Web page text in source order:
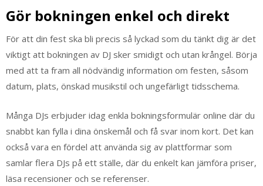
Gör bokningen enkel och direkt
För att din fest ska bli precis så lyckad som du tänkt dig är det
viktigt att bokningen av DJ sker smidigt och utan krångel. Börja
med att ta fram all nödvändig information om festen, såsom
datum, plats, önskad musikstil och ungefärligt tidsschema.
Många DJs erbjuder idag enkla bokningsformulär online där du
snabbt kan fylla i dina önskemål och få svar inom kort. Det kan
också vara en fördel att använda sig av plattformar som
samlar flera DJs på ett ställe, där du enkelt kan jämföra priser,
läsa recensioner och se referenser.